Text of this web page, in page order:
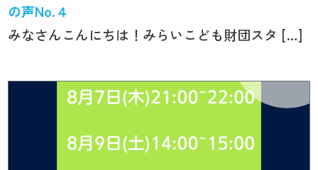
の声No.４
みなさんこんにちは！みらいこども財団スタ […]